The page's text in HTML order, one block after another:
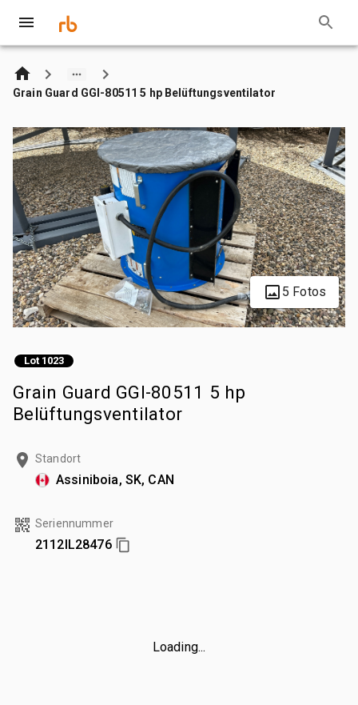
Grain Guard GGI-80511 5 hp Belüftungsventilator
5 Fotos
Lot 1023
Grain Guard GGI-80511 5 hp
Belüftungsventilator
Standort
Assiniboia, SK, CAN
Seriennummer
2112IL28476
Loading...